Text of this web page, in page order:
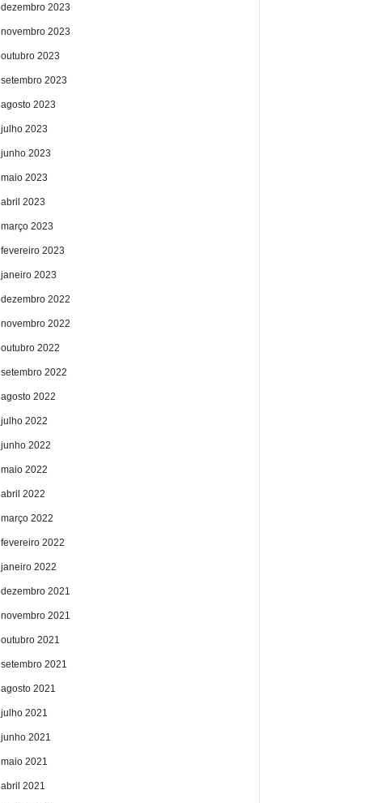
dezembro 2023
novembro 2023
outubro 2023
setembro 2023
agosto 2023
julho 2023
junho 2023
maio 2023
abril 2023
março 2023
fevereiro 2023
janeiro 2023
dezembro 2022
novembro 2022
outubro 2022
setembro 2022
agosto 2022
julho 2022
junho 2022
maio 2022
abril 2022
março 2022
fevereiro 2022
janeiro 2022
dezembro 2021
novembro 2021
outubro 2021
setembro 2021
agosto 2021
julho 2021
junho 2021
maio 2021
abril 2021